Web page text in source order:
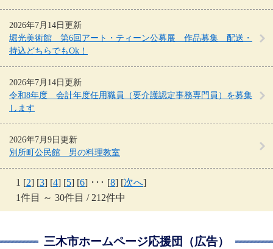
2026年7月14日更新
堀光美術館 第6回アート・ティーン公募展 作品募集 配送・
持込どちらでもOk！
2026年7月14日更新
令和8年度 会計年度任用職員（要介護認定事務専門員）を募集
します
2026年7月9日更新
別所町公民館 男の料理教室
1 [2] [3] [4] [5] [6] ･･･ [8] [次へ]
1件目 ～ 30件目 / 212件中
三木市ホームページ応援団（広告）